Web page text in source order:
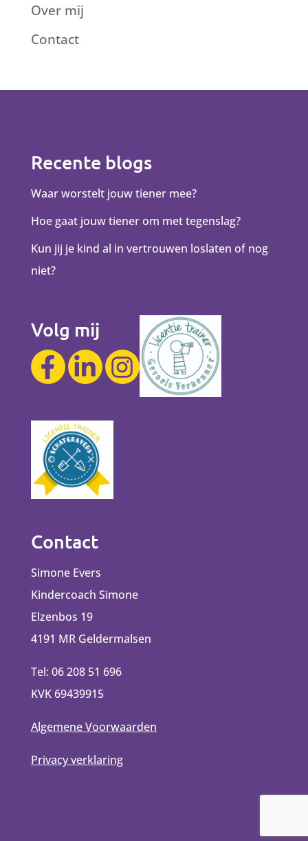
Over mij
Contact
Recente blogs
Waar worstelt jouw tiener mee?
Hoe gaat jouw tiener om met tegenslag?
Kun jij je kind al in vertrouwen loslaten of nog
niet?
Volg mij
Contact
Simone Evers
Kindercoach Simone
Elzenbos 19
4191 MR Geldermalsen
Tel: 06 208 51 696
KVK 69439915
Algemene Voorwaarden
Privacy verklaring